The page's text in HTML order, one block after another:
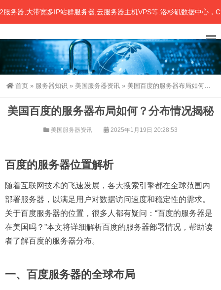
,大带宽多IP站群服务器,云服务器主机VPS等.洛杉矶数据中心，CN2
首页 » 服务器知识 » 美国服务器资讯 » 美国百度的服务器布局如何？分布情况揭秘
美国百度的服务器布局如何？分布情况揭秘
美国服务器资讯 2025年1月19日 20:28:53
百度的服务器位置解析
随着互联网技术的飞速发展，各大搜索引擎都在全球范围内
部署服务器，以满足用户对数据访问速度和稳定性的需求。
关于百度服务器的位置，很多人都有疑问：“百度的服务器是
在美国吗？”本文将详细解析百度的服务器部署情况，帮助读
者了解百度的服务器分布。
一、百度服务器的全球布局